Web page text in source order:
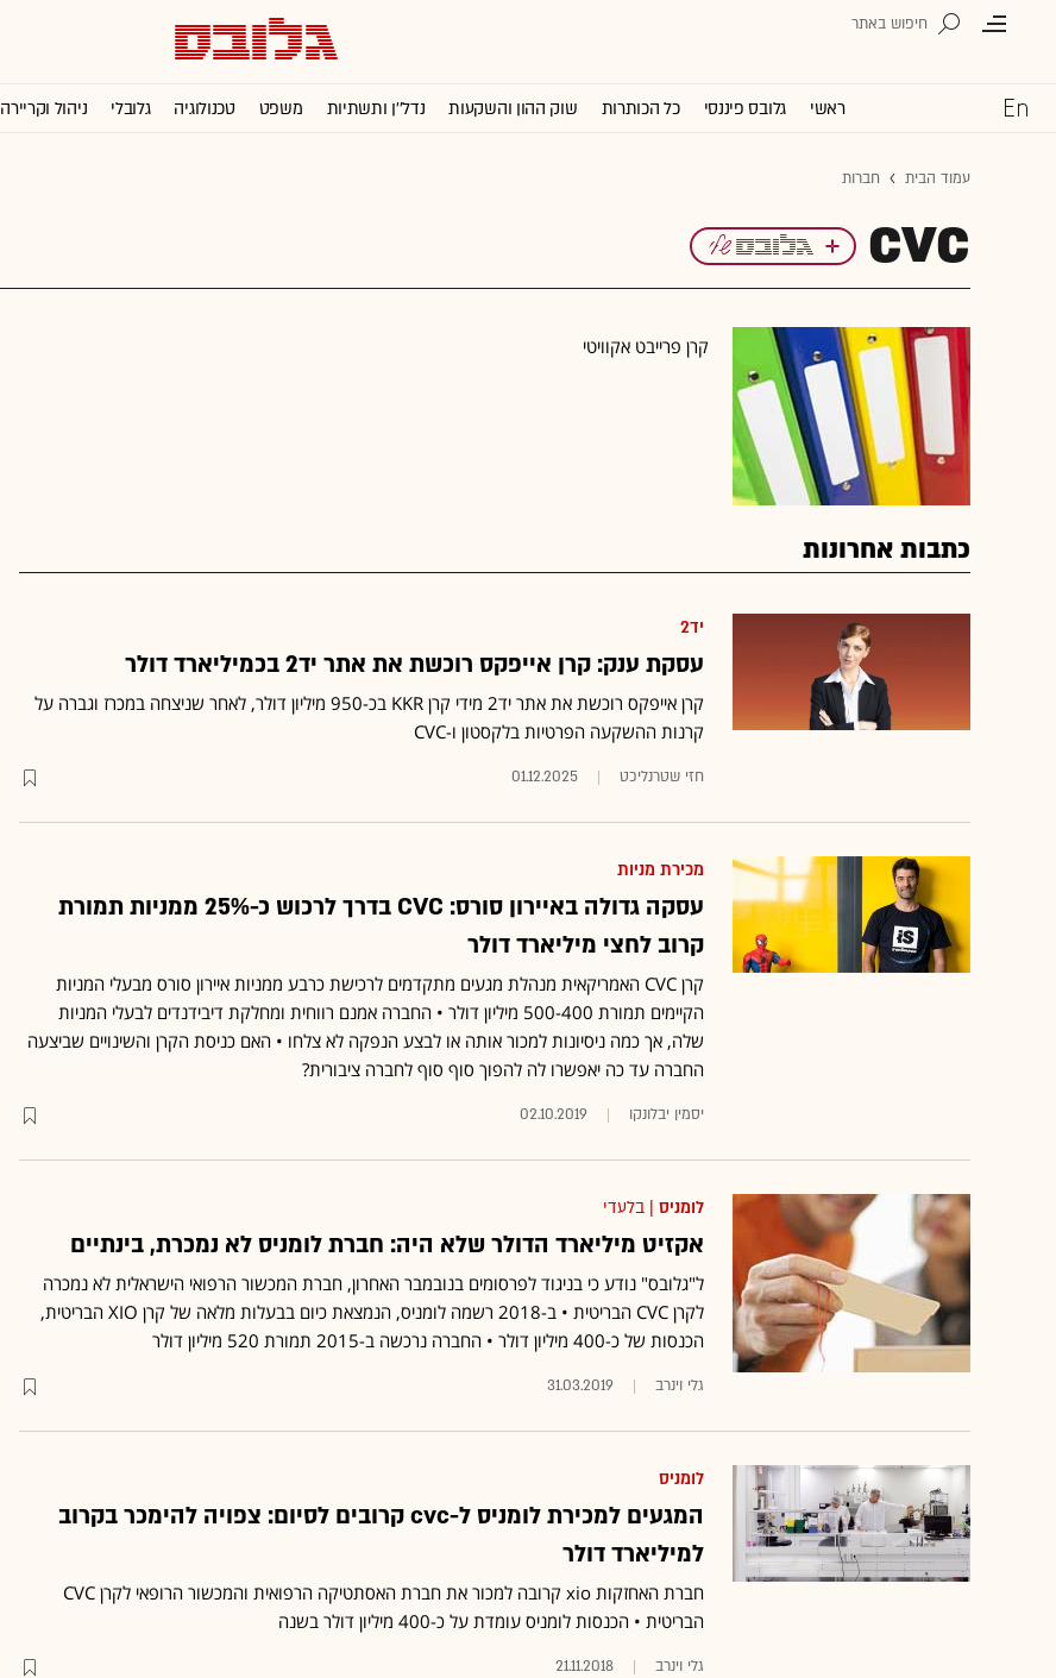
ראשי גלובס פיננסי כל הכותרות שוק ההון והשקעות נדל''ן ותשתיות משפט טכנולוגיה גלובלי ניהול וקריירה
עמוד הבית חברות
CVC
קרן פרייבט אקוויטי
כתבות אחרונות
יד2
עסקת ענק: קרן אייפקס רוכשת את אתר יד2 בכמיליארד דולר
קרן אייפקס רוכשת את אתר יד2 מידי קרן KKR בכ-950 מיליון דולר, לאחר שניצחה במכרז וגברה על
קרנות ההשקעה הפרטיות בלקסטון ו-CVC
חזי שטרנליכט 01.12.2025
מכירת מניות
עסקה גדולה באיירון סורס: CVC בדרך לרכוש כ-25% ממניות תמורת
קרוב לחצי מיליארד דולר
קרן CVC האמריקאית מנהלת מגעים מתקדמים לרכישת כרבע ממניות איירון סורס מבעלי המניות
הקיימים תמורת 500-400 מיליון דולר • החברה אמנם רווחית ומחלקת דיבידנדים לבעלי המניות
שלה, אך כמה ניסיונות למכור אותה או לבצע הנפקה לא צלחו • האם כניסת הקרן והשינויים שביצעה
החברה עד כה יאפשרו לה להפוך סוף סוף לחברה ציבורית?
יסמין יבלונקו 02.10.2019
לומניס | בלעדי
אקזיט מיליארד הדולר שלא היה: חברת לומניס לא נמכרת, בינתיים
ל"גלובס" נודע כי בניגוד לפרסומים בנובמבר האחרון, חברת המכשור הרפואי הישראלית לא נמכרה
לקרן CVC הבריטית • ב-2018 רשמה לומניס, הנמצאת כיום בבעלות מלאה של קרן XIO הבריטית,
הכנסות של כ-400 מיליון דולר • החברה נרכשה ב-2015 תמורת 520 מיליון דולר
גלי וינרב 31.03.2019
לומניס
המגעים למכירת לומניס ל-cvc קרובים לסיום: צפויה להימכר בקרוב
למיליארד דולר
חברת האחזקות xio קרובה למכור את חברת האסתטיקה הרפואית והמכשור הרופאי לקרן CVC
הבריטית • הכנסות לומניס עומדת על כ-400 מיליון דולר בשנה
גלי וינרב 21.11.2018